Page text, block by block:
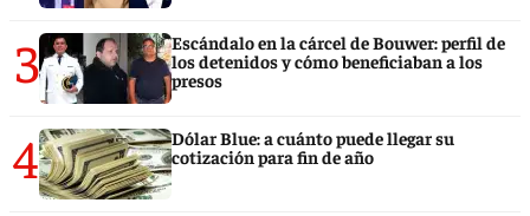
3
Escándalo en la cárcel de Bouwer: perfil de
los detenidos y cómo beneficiaban a los
presos
4
Dólar Blue: a cuánto puede llegar su
cotización para fin de año